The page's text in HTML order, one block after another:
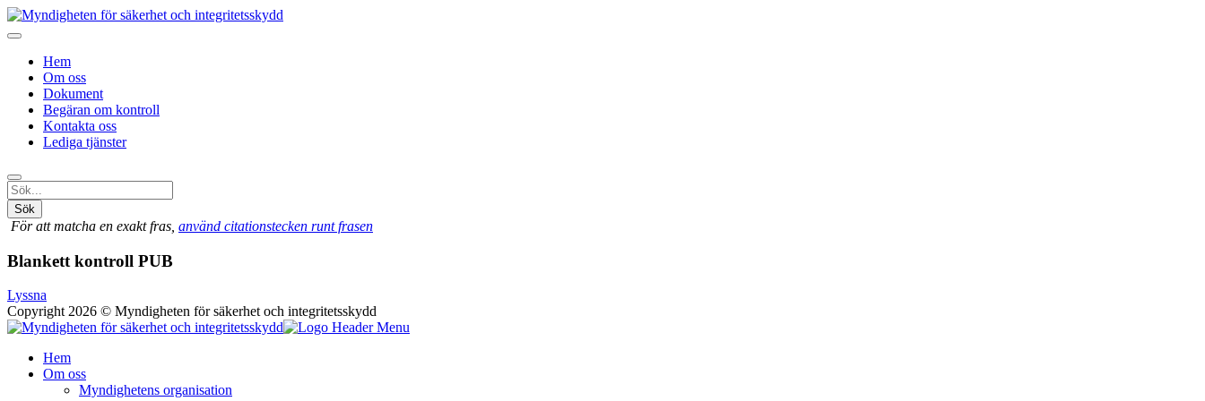
Hem
Om oss
Dokument
Begäran om kontroll
Kontakta oss
Lediga tjänster
Sök
För att matcha en exakt fras, använd citationstecken runt frasen
Blankett kontroll PUB
Lyssna
Copyright 2026 © Myndigheten för säkerhet och integritetsskydd
Hem
Om oss
Myndighetens organisation